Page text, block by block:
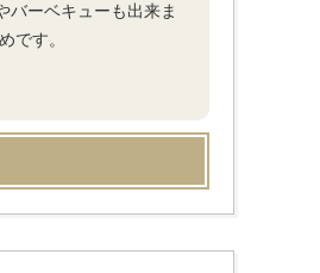
バーベキューも出来ま
です。